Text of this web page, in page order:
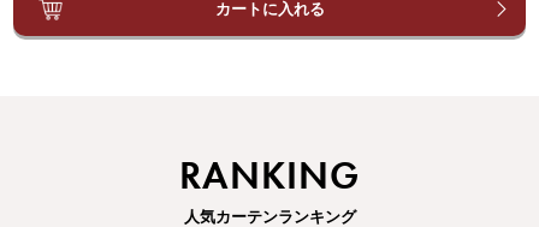
カートに入れる
RANKING
人気カーテンランキング